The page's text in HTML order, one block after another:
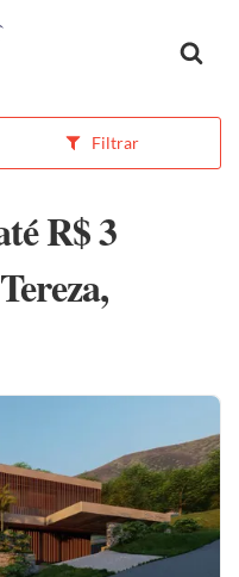
inicial
Filtrar
R$ 3